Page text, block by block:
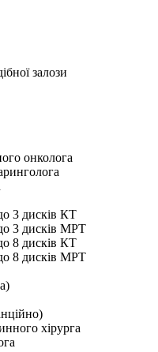
залози
онколога
3 дисків КТ
3 дисків МРТ
8 дисків КТ
8 дисків МРТ
хірурга